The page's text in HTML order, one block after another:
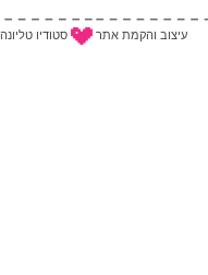
עיצוב והקמת אתר סטודיו טליונה